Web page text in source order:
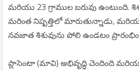
మరియు 23 గ్రాముల బరువు ఉంటుంది.
మరింత నిష్పత్తిలో మారుతున్నాడు, మరియు
నవజాత శిశువును పోలి ఉండటం
ప్లాసెంటా (మావి) అభివృద్ధి చెందింది మరియు